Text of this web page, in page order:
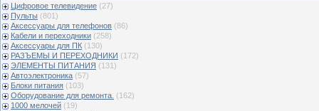
Цифровое телевидение (27)
Пульты (801)
Аксессуары для телефонов (86)
Кабели и переходники (258)
Аксессуары для ПК (130)
РАЗЪЕМЫ И ПЕРЕХОДНИКИ (172)
ЭЛЕМЕНТЫ ПИТАНИЯ (131)
Автоэлектроника (57)
Блоки питания (103)
Оборудование для ремонта. (162)
1000 мелочей (19)